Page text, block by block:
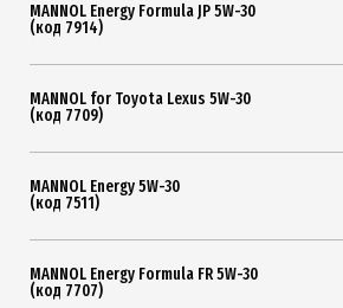
MANNOL Energy Formula JP 5W-30
(код 7914)
MANNOL for Toyota Lexus 5W-30
(код 7709)
MANNOL Energy 5W-30
(код 7511)
MANNOL Energy Formula FR 5W-30
(код 7707)